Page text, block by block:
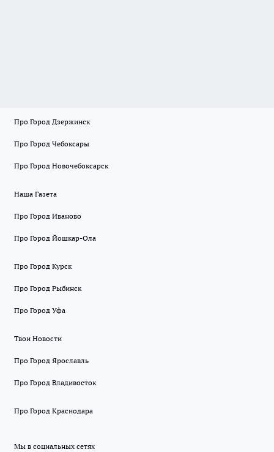
Про Город Дзержинск
Про Город Чебоксары
Про Город Новочебоксарск
Наша Газета
Про Город Иваново
Про Город Йошкар-Ола
Про Город Курск
Про Город Рыбинск
Про Город Уфа
Твои Новости
Про Город Ярославль
Про Город Владивосток
Про Город Краснодара
Мы в социальных сетях